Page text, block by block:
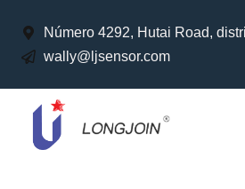
Número 4292, Hutai Road,
wally@ljsensor.com